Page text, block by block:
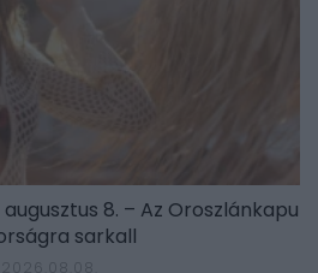
8. – Az Oroszlánkapu
sarkall